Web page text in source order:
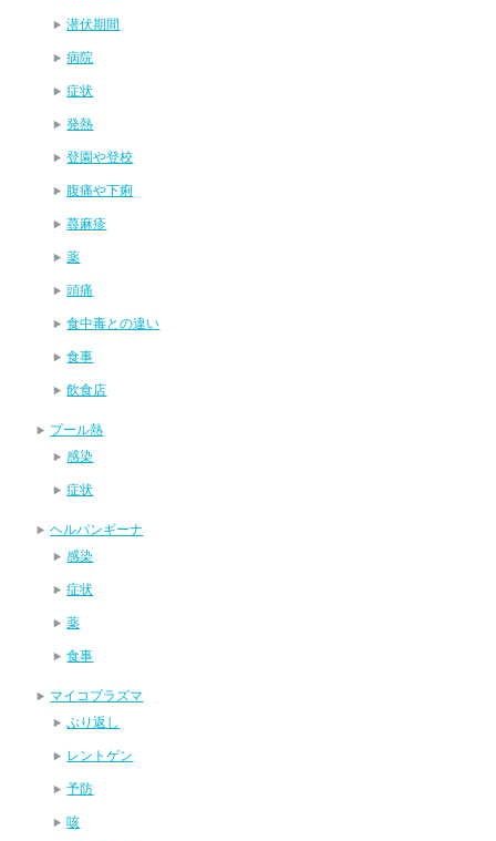
潜伏期間
病院
症状
発熱
登園や登校
腹痛や下痢
蕁麻疹
薬
頭痛
食中毒との違い
食事
飲食店
プール熱
感染
症状
ヘルパンギーナ
感染
症状
薬
食事
マイコプラズマ
ぶり返し
レントゲン
予防
咳